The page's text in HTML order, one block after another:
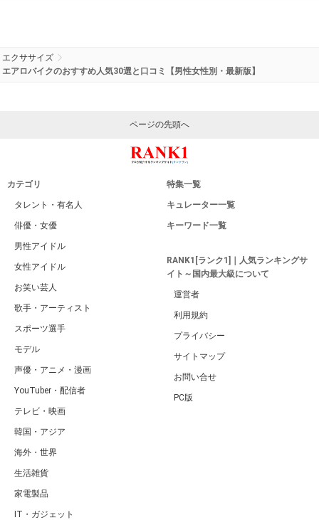
エクササイズ
エアロバイクのおすすめ人気30選と口コミ【男性女性別・最新版】
ページの先頭へ
カテゴリ
タレント・有名人
俳優・女優
男性アイドル
女性アイドル
お笑い芸人
歌手・アーティスト
スポーツ選手
モデル
声優・アニメ・漫画
YouTuber・配信者
テレビ・映画
韓国・アジア
海外・世界
生活雑貨
家電製品
IT・ガジェット
特集一覧
キュレーター一覧
キーワード一覧
RANK1[ランク1]｜人気ランキングサ
イト～国内最大級について
運営者
利用規約
プライバシー
サイトマップ
お問い合せ
PC版